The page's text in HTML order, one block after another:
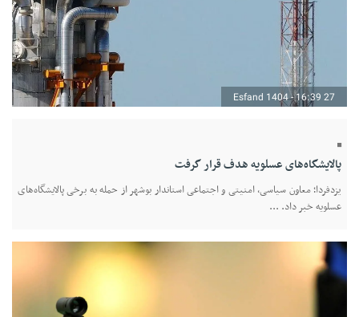
27 Esfand 1404 - 16:39
پالایشگاه‌های عسلویه هدف قرار گرفت
یزدفردا؛ معاون سیاسی، امنیتی و اجتماعی استاندار بوشهر از حمله به برخی پالایشگاه‌های
عسلویه خبر داد. ...